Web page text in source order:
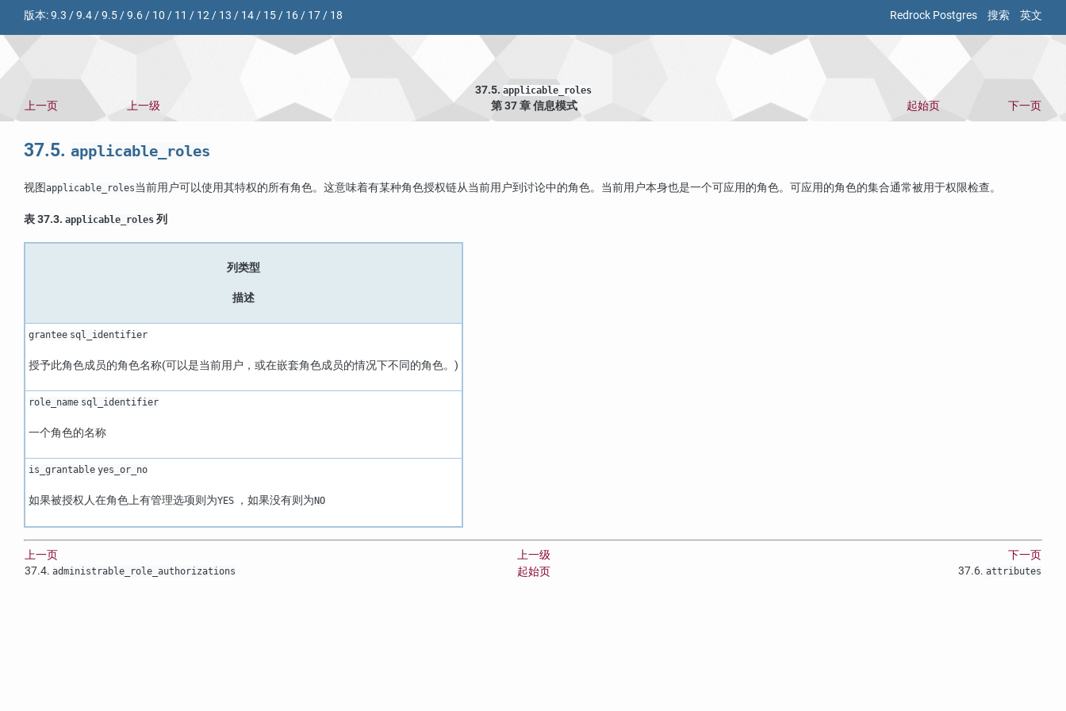
Redrock Postgres 搜索 英文
版本:9.3 /9.4/9.5/9.6/ 10 / 11 / 12/ 13 / 14/ 15/ 16/ 17/ 18
37.5. applicable_roles
上一页 上一级 第 37 章 信息模式 起始页 下一页
37.5. applicable_roles
视图applicable_roles当前用户可以使用其特权的所有角色。这意味着有某种角色授权链从当前用户到讨论中的角色。当前用户本身也是一个可应用的角色。可应用的角色的集合通常被用于权限检查。
表 37.3. applicable_roles 列
列类型
描述
grantee sql_identifier
授予此角色成员的角色名称(可以是当前用户，或在嵌套角色成员的情况下不同的角色。)
role_name sql_identifier
一个角色的名称
is_grantable yes_or_no
如果被授权人在角色上有管理选项则为YES，如果没有则为 NO
上一页 上一级
下一页
37.4. administrable_role_​authorizations 起始页 37.6. attributes